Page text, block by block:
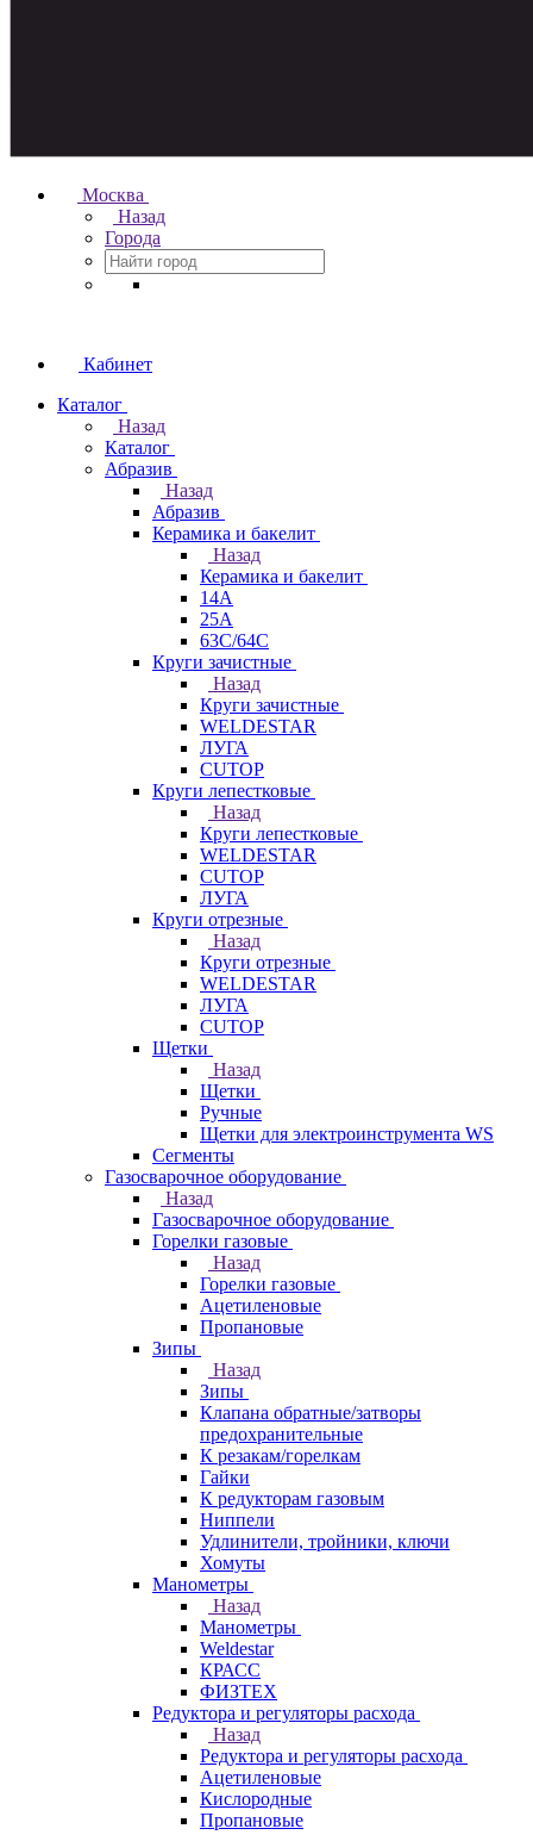
Москва
Назад
Города
Кабинет
Каталог
Назад
Каталог
Абразив
Назад
Абразив
Керамика и бакелит
Назад
Керамика и бакелит
14А
25А
63С/64С
Круги зачистные
Назад
Круги зачистные
WELDESTAR
ЛУГА
CUTOP
Круги лепестковые
Назад
Круги лепестковые
WELDESTAR
CUTOP
ЛУГА
Круги отрезные
Назад
Круги отрезные
WELDESTAR
ЛУГА
CUTOP
Щетки
Назад
Щетки
Ручные
Щетки для электроинструмента WS
Сегменты
Газосварочное оборудование
Назад
Газосварочное оборудование
Горелки газовые
Назад
Горелки газовые
Ацетиленовые
Пропановые
Зипы
Назад
Зипы
Клапана обратные/затворы
предохранительные
К резакам/горелкам
Гайки
К редукторам газовым
Ниппели
Удлинители, тройники, ключи
Хомуты
Манометры
Назад
Манометры
Weldestar
КРАСС
ФИЗТЕХ
Редуктора и регуляторы расхода
Назад
Редуктора и регуляторы расхода
Ацетиленовые
Кислородные
Пропановые